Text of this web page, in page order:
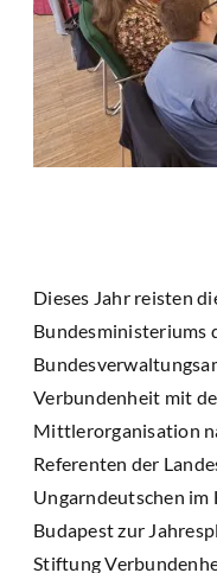
Dieses Jahr reisten
Bundesministeriums
Verbundenheit mit
Mittlerorganisation
Referenten der
Ungarndeutschen im
Budapest zur
Stiftung